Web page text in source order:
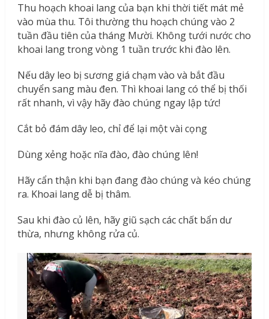
Thu hoạch khoai lang của bạn khi thời tiết mát mẻ
vào mùa thu. Tôi thường thu hoạch chúng vào 2
tuần đầu tiên của tháng Mười. Không tưới nước cho
khoai lang trong vòng 1 tuần trước khi đào lên.
Nếu dây leo bị sương giá chạm vào và bắt đầu
chuyển sang màu đen. Thì khoai lang có thể bị thối
rất nhanh, vì vậy hãy đào chúng ngay lập tức!
Cắt bỏ đám dây leo, chỉ để lại một vài cọng
Dùng xẻng hoặc nĩa đào, đào chúng lên!
Hãy cẩn thận khi bạn đang đào chúng và kéo chúng
ra. Khoai lang dễ bị thâm.
Sau khi đào củ lên, hãy giũ sạch các chất bẩn dư
thừa, nhưng không rửa củ.